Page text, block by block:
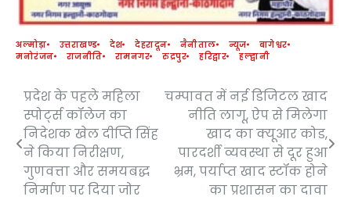
अल्मोड़ा उत्तराखण्ड देश देहरादून नैनीताल न्यूज
बागेश्वर
मनोरंजन
राजनीति रामनगर रुद्रपुर हरिद्वार हल्द्वानी
Post
navigation
प्रदेश के पहले महिला
स्पोर्ट्स कॉलेज का
निदेशक खेल दीप्ति सिंह
ने किया निरीक्षण,
गुणवत्ता और समयबद्ध
निर्माण पर दिया जोर
चम्पावत में नई डिजिटल खाद
नीति लागू, ऐप से मिलेगा
खाद का क्यूआर कोड,
पारदर्शी व्यवस्था से दूर हुआ
भ्रम, पर्याप्त खाद स्टॉक होने
का प्रशासन का दावा